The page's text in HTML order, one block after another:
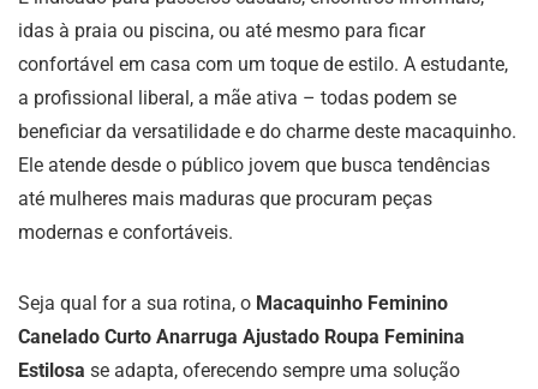
idas à praia ou piscina, ou até mesmo para ficar
confortável em casa com um toque de estilo. A estudante,
a profissional liberal, a mãe ativa – todas podem se
beneficiar da versatilidade e do charme deste macaquinho.
Ele atende desde o público jovem que busca tendências
até mulheres mais maduras que procuram peças
modernas e confortáveis.
Seja qual for a sua rotina, o Macaquinho Feminino
Canelado Curto Anarruga Ajustado Roupa Feminina
Estilosa se adapta, oferecendo sempre uma solução